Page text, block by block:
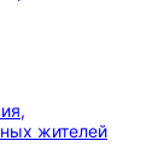
жителей